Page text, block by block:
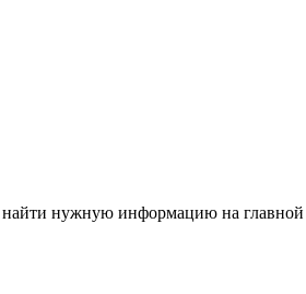
нужную информацию на главной